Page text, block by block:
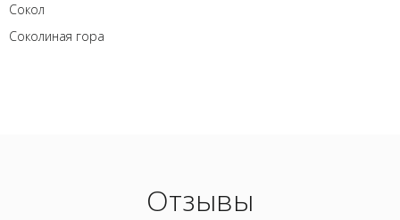
Сокол
Соколиная гора
Отзывы